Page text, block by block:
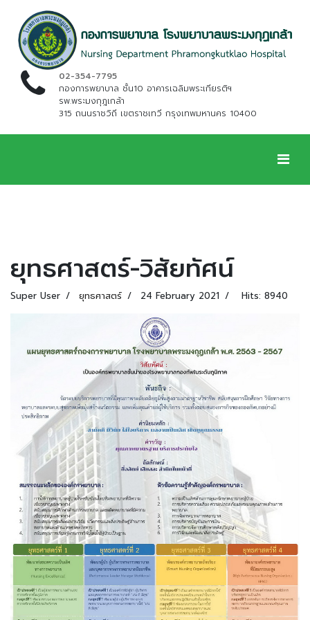
02-354-7795
กองการพยาบาล ชั้น10 อาคารเฉลิมพระเกียรติฯ
รพ.พระมงกุฎเกล้า
315 ถนนราชวิถี เขตราชเทวี กรุงเทพมหานคร 10400
ยุทธศาสตร์-วิสัยทัศน์
Super User ยุทธศาสตร์ 24 February 2021 Hits: 8940